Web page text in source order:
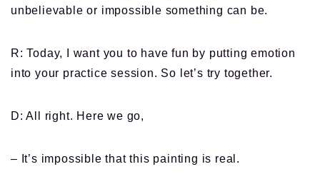
unbelievable or impossible something can be.
R: Today, I want you to have fun by putting emotion
into your practice session. So let’s try together.
D: All right. Here we go,
– It’s impossible that this painting is real.